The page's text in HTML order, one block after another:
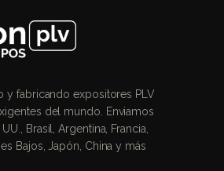
y fabricando expositores PLV
del mundo. Enviamos
Brasil, Argentina, Francia,
Bajos, Japón, China y más